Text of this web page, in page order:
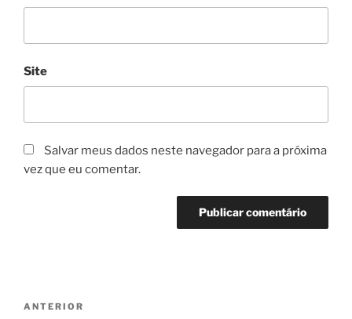
Site
Salvar meus dados neste navegador para a próxima
vez que eu comentar.
Navegação
Post
ANTERIOR